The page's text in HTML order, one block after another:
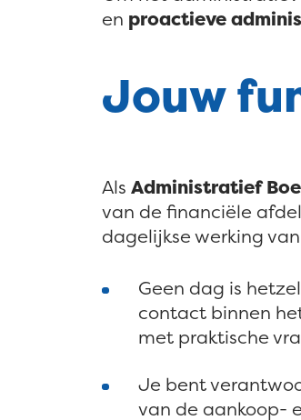
en proactieve
Jouw
Als Administratief
van de financiële
dagelijkse werking
Geen dag is
contact binnen
met praktische
Je bent
van de aankoop-